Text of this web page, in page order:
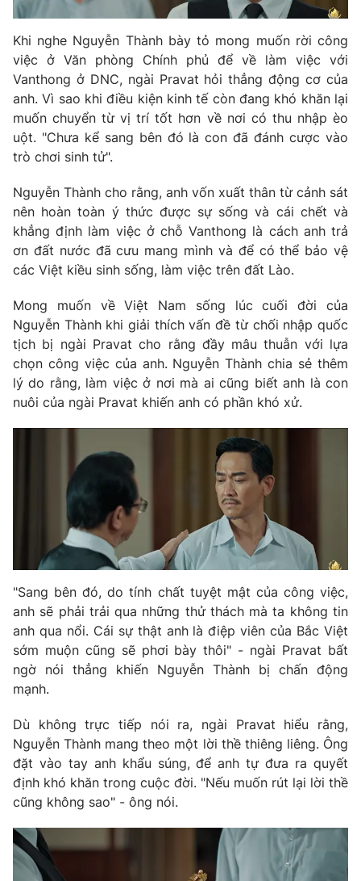
Khi nghe Nguyễn Thành bày tỏ mong muốn rời công
việc ở Văn phòng Chính phủ để về làm việc với
Vanthong ở DNC, ngài Pravat hỏi thẳng động cơ của
anh. Vì sao khi điều kiện kinh tế còn đang khó khăn lại
muốn chuyển từ vị trí tốt hơn về nơi có thu nhập èo
uột. "Chưa kể sang bên đó là con đã đánh cược vào
trò chơi sinh tử".
Nguyễn Thành cho rằng, anh vốn xuất thân từ cảnh sát
nên hoàn toàn ý thức được sự sống và cái chết và
khẳng định làm việc ở chỗ Vanthong là cách anh trả
ơn đất nước đã cưu mang mình và để có thể bảo vệ
các Việt kiều sinh sống, làm việc trên đất Lào.
Mong muốn về Việt Nam sống lúc cuối đời của
Nguyễn Thành khi giải thích vấn đề từ chối nhập quốc
tịch bị ngài Pravat cho rằng đầy mâu thuẫn với lựa
chọn công việc của anh. Nguyễn Thành chia sẻ thêm
lý do rằng, làm việc ở nơi mà ai cũng biết anh là con
nuôi của ngài Pravat khiến anh có phần khó xử.
"Sang bên đó, do tính chất tuyệt mật của công việc,
anh sẽ phải trải qua những thử thách mà ta không tin
anh qua nổi. Cái sự thật anh là điệp viên của Bắc Việt
sớm muộn cũng sẽ phơi bày thôi" - ngài Pravat bất
ngờ nói thẳng khiến Nguyễn Thành bị chấn động
mạnh.
Dù không trực tiếp nói ra, ngài Pravat hiểu rằng,
Nguyễn Thành mang theo một lời thề thiêng liêng. Ông
đặt vào tay anh khẩu súng, để anh tự đưa ra quyết
định khó khăn trong cuộc đời. "Nếu muốn rút lại lời thề
cũng không sao" - ông nói.